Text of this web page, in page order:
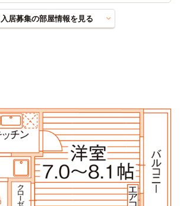
入居募集の部屋情報を見る